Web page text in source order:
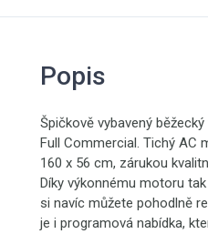
Popis
Špičkově vybavený
Full Commercial. Tichý AC
160 x 56 cm, zárukou
Díky výkonnému motoru
si navíc můžete pohodlně
je i programová nabídka,